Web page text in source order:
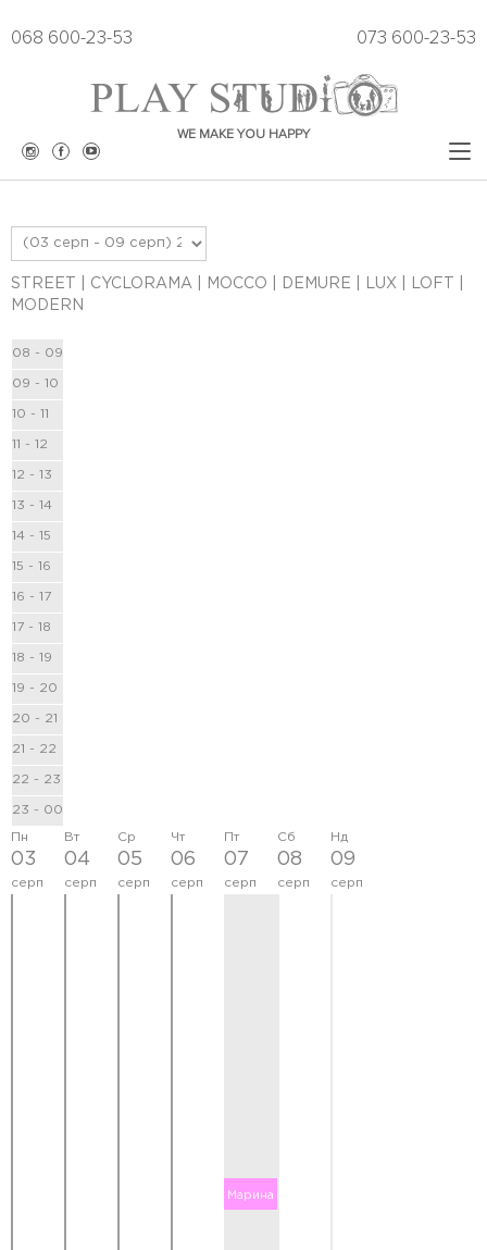
068 600-23-53 073 600-23-53
WE MAKE YOU HAPPY
РОЗКЛАД
STREET CYCLORAMA MOCCO DEMURE LUX LOFT
MODERN
08 - 09
09 - 10
10 - 11
11 - 12
12 - 13
13 - 14
14 - 15
15 - 16
16 - 17
17 - 18
18 - 19
19 - 20
20 - 21
21 - 22
22 - 23
23 - 00
Пн
03
серп
Вт
04
серп
Ср
05
серп
Чт
06
серп
Пт
07
серп
Марина
Сб
08
серп
Нд
09
серп